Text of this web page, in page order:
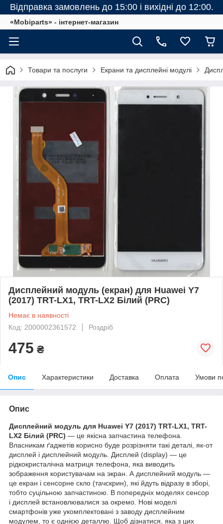
Відправка замовлень до 15:00 і вихідні до 12:00.
«Mobiparts» - інтернет-магазин
Товари та послуги Екрани та дисплейні модулі
Дисплейний модуль (екран) для Huawei Y7
(2017) TRT-LX1, TRT-LX2 Білий (PRC)
Немає в наявності
Код: 2000002361572
Роздріб
475 ₴
Опис Характеристики Доставка Оплата Умови
Опис
Дисплейний модуль для Huawei Y7 (2017) TRT-LX1, TRT-
LX2 Білий (PRC) — це якісна запчастина телефона.
Власникам ґаджетів корисно буде розрізняти такі деталі, як-от
дисплей і дисплейний модуль. Дисплей (display) — це
рідкокристалічна матриця телефона, яка виводить
зображення користувачам на экран. А дисплейний модуль —
це екран і сенсорне скло (тачскрин), які йдуть відразу в зборі,
тобто суцільною запчастиною. В попередніх моделях сенсор
і дисплей встановлювалися за окремо. Нові моделі
смартфонів уже укомплектовані з заводу дисплейним
модулем, то є однією деталлю. Щоб дізнатися, яка з цих